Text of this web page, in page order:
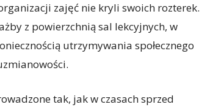
zajęć nie kryli swoich rozterek.
z powierzchnią sal lekcyjnych, w
utrzymywania społecznego
tak, jak w czasach sprzed